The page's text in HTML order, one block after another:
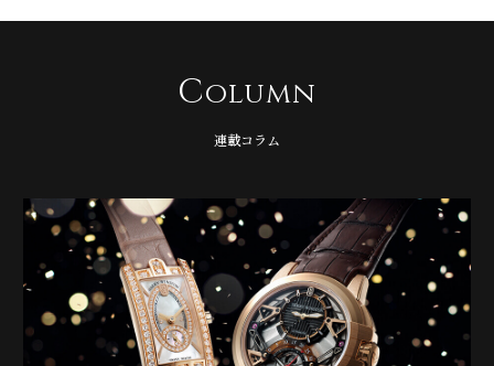
Column
連載コラム